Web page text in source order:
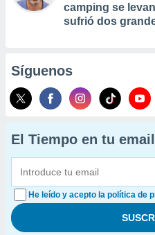
camping se
sufrió dos
Síguenos
El Tiempo en tu email
He leído y acepto la política de